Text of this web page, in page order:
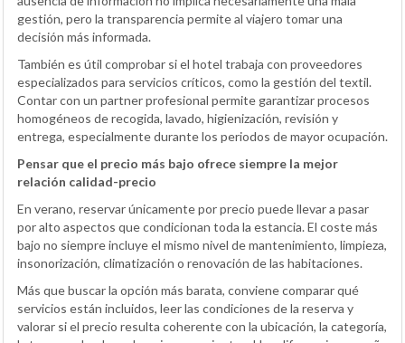
gestión, pero la transparencia permite al viajero tomar una
decisión más informada.
También es útil comprobar si el hotel trabaja con proveedores
especializados para servicios críticos, como la gestión del textil.
Contar con un partner profesional permite garantizar procesos
homogéneos de recogida, lavado, higienización, revisión y
entrega, especialmente durante los periodos de mayor ocupación.
Pensar que el precio más bajo ofrece siempre la mejor
relación calidad-precio
En verano, reservar únicamente por precio puede llevar a pasar
por alto aspectos que condicionan toda la estancia. El coste más
bajo no siempre incluye el mismo nivel de mantenimiento, limpieza,
insonorización, climatización o renovación de las habitaciones.
Más que buscar la opción más barata, conviene comparar qué
servicios están incluidos, leer las condiciones de la reserva y
valorar si el precio resulta coherente con la ubicación, la categoría,